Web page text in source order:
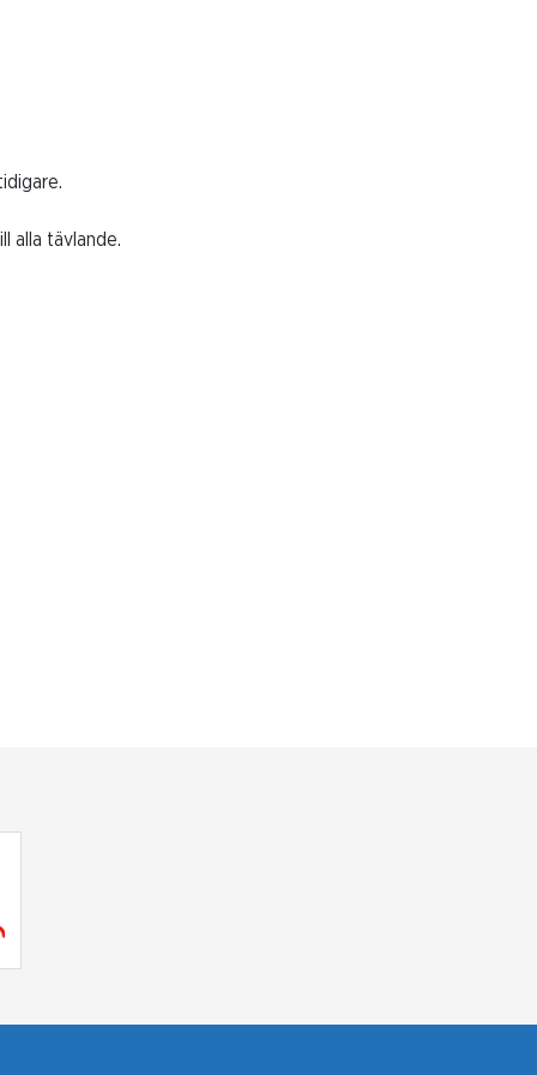
alla tävlande.